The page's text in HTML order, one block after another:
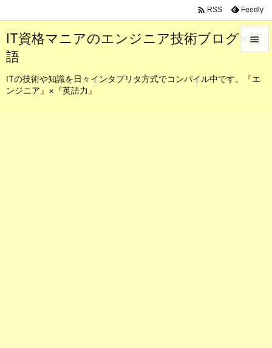
IT資格マニアのエンジニア技術ブログ×英
語
ITの技術や知識を日々インタプリタ方式でコンパイル中です。『エ
ンジニア』×『英語力』

メニュ
 RSS Feedly